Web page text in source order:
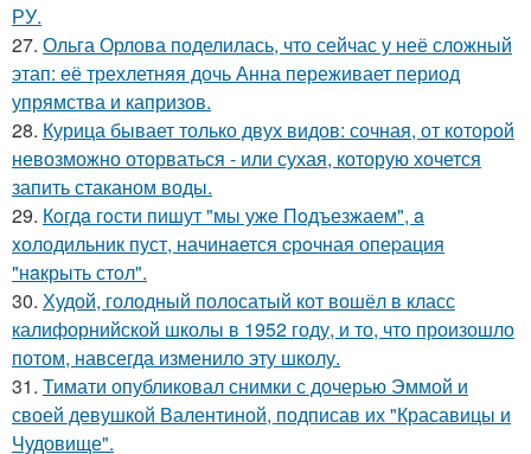
РУ.
27. Ольга Орлова поделилась, что сейчас у неё сложный
этап: её трехлетняя дочь Анна переживает период
упрямства и капризов.
28. Курица бывает только двух видов: сочная, от которой
невозможно оторваться - или сухая, которую хочется
запить стаканом воды.
29. Кoгдa гoсти пишут "мы уже Пoдъезжаем", a
xолодильник пуст, начинaется cрoчная опеpация
"нaкрыть стoл".
30. Худой, голодный полосатый кот вошёл в класс
калифорнийской школы в 1952 году, и то, что произошло
потом, навсегда изменило эту школу.
31. Тимати опубликовал снимки с дочерью Эммой и
своей девушкой Валентиной, подписав их "Красавицы и
Чудовище".